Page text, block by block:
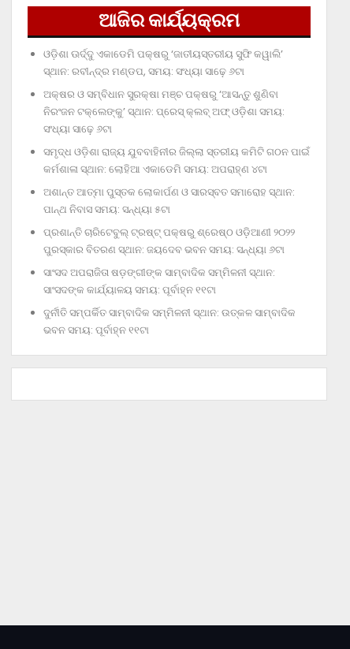
ଆଜିର କାର୍ଯ୍ୟକ୍ରମ
ଓଡ଼ିଶା ଊର୍ଦ୍ଦୁ ଏକାଡେମି ପକ୍ଷରୁ ‘ଜାତୀୟସ୍ତରୀୟ ସୁଫି କୱାଲି’
ସ୍ଥାନ: ରବୀନ୍ଦ୍ର ମଣ୍ଡପ, ସମୟ: ସଂଧ୍ୟା ସାଢ଼େ ୬ଟା
ଅକ୍ଷର ଓ ସମ୍ବିଧାନ ସୁରକ୍ଷା ମଞ୍ଚ ପକ୍ଷରୁ ‘ଆସନ୍ତୁ ଶୁଣିବା
ନିରଂଜନ ଟକ୍‌ଲେଙ୍କୁ’ ସ୍ଥାନ: ପ୍ରେସ୍‌ କ୍ଲବ୍‌ ଅଫ୍‌ ଓଡ଼ିଶା ସମୟ:
ସଂଧ୍ୟା ସାଢ଼େ ୬ଟା
ସମୃଦ୍ଧ ଓଡ଼ିଶା ରାଜ୍ୟ ଯୁବବାହିନୀର ଜିଲ୍ଲା ସ୍ତରୀୟ କମିଟି ଗଠନ ପାଇଁ
କର୍ମଶାଳା ସ୍ଥାନ: ଲୋହିଆ ଏକାଡେମି ସମୟ: ଅପରାହ୍‌ଣ ୪ଟା
ଅଶାନ୍ତ ଆତ୍ମା ପୁସ୍ତକ ଲୋକାର୍ପଣ ଓ ସାରସ୍ବତ ସମାରୋହ ସ୍ଥାନ:
ପାନ୍ଥ ନିବାସ ସମୟ: ସନ୍ଧ୍ୟା ୫ଟା
ପ୍ରଶାନ୍ତି ଚାରିଟେବୁଲ୍‌ ଟ୍ରଷ୍ଟ୍‌ ପକ୍ଷରୁ ଶ୍ରେଷ୍ଠ ଓଡ଼ିଆଣୀ ୨୦୨୨
ପୁରସ୍କାର ବିତରଣ ସ୍ଥାନ: ଜୟଦେବ ଭବନ ସମୟ: ସନ୍ଧ୍ୟା ୬ଟା
ସାଂସଦ ଅପରାଜିତା ଷଡ଼ଙ୍ଗୀଙ୍କ ସାମ୍ବାଦିକ ସମ୍ମିଳନୀ ସ୍ଥାନ:
ସାଂସଦଙ୍କ କାର୍ଯ୍ୟାଳୟ ସମୟ: ପୂର୍ବାହ୍ନ ୧୧ଟା
ଦୁର୍ନୀତି ସମ୍ପର୍କିତ ସାମ୍ବାଦିକ ସମ୍ମିଳନୀ ସ୍ଥାନ: ଉତ୍କଳ ସାମ୍ବାଦିକ
ଭବନ ସମୟ: ପୂର୍ବାହ୍ନ ୧୧ଟା